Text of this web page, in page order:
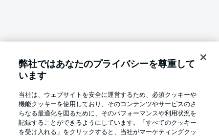
弊社ではあなたのプライバシーを尊重して
います
当社は、ウェブサイトを安全に運営するため、必須クッキーや
機能クッキーを使用しており、そのコンテンツやサービスのさ
らなる最適化を図るために、そのパフォーマンスや利用状況を
記録することができるようにしています。「すべてのクッキー
を受け入れる」をクリックすると、当社がマーケティングクッ